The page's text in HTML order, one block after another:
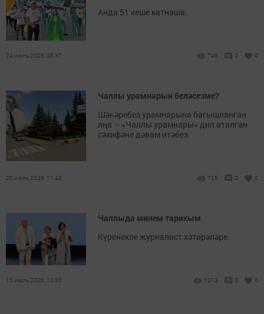
Анда 51 кеше катнаша.
24 июль 2026, 08:37 748 0 0
Чаллы урамнарын беләсезме?
Шәһәребез урамнарына багышланган
яңа – «Чаллы урамнары» дип аталган
сәхифәне дәвам итәбез.
20 июль 2026, 11:43 725 0 0
Чаллыда минем тарихым
Күренекле журналист хәтирәләре.
15 июль 2026, 12:30 1013 0 0